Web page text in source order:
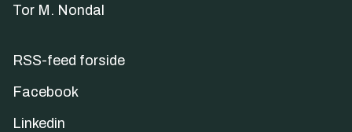
Tor M. Nondal
RSS-feed forside
Facebook
Linkedin